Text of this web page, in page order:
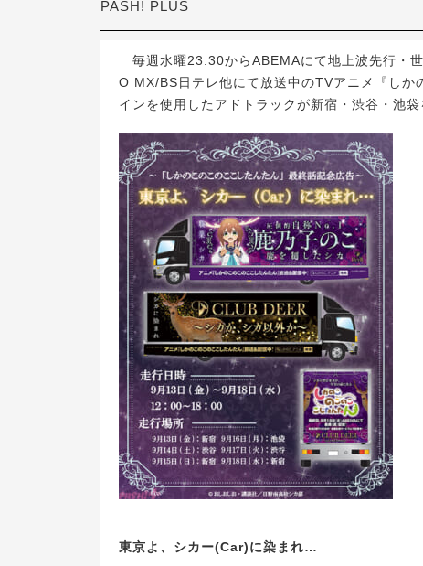
PASH! PLUS
毎週水曜23:30からABEMAにて地上波先行・
O MX/BS日テレ他にて放送中のTVアニメ『しか
インを使用したアドトラックが新宿・渋谷・池
東京よ、シカー(Car)に染まれ…